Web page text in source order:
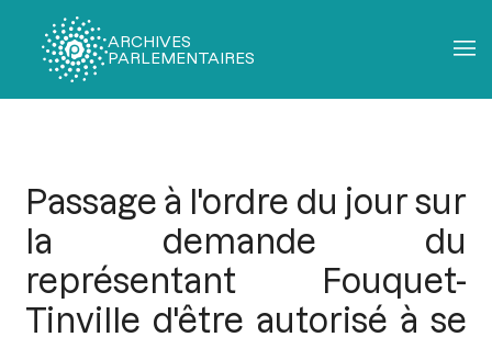
ARCHIVES
PARLEMENTAIRES
Passage à l'ordre du jour sur
la demande du
représentant Fouquet-
Tinville d'être autorisé à se